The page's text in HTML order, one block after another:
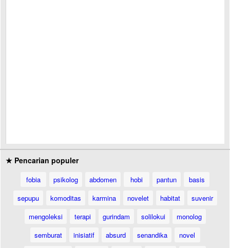
★ Pencarian populer
fobia psikolog abdomen hobi pantun
basis
sepupu
komoditas karmina novelet habitat
suvenir
mengoleksi
terapi gurindam solilokui
monolog
semburat
inisiatif absurd senandika
novel